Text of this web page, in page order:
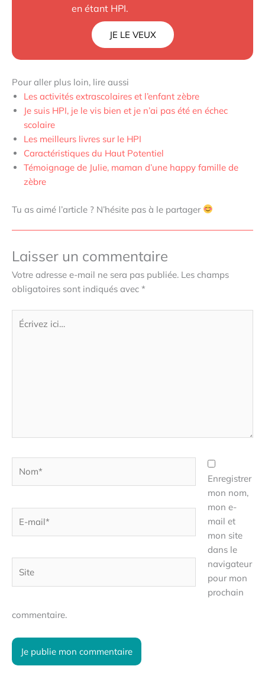
en étant HPI.
JE LE VEUX
Pour aller plus loin, lire aussi
Les activités extrascolaires et l’enfant zèbre
Je suis HPI, je le vis bien et je n’ai pas été en échec
scolaire
Les meilleurs livres sur le HPI
Caractéristiques du Haut Potentiel
Témoignage de Julie, maman d’une happy famille de
zèbre
Tu as aimé l’article ? N’hésite pas à le partager
Laisser un commentaire
Votre adresse e-mail ne sera pas publiée. Les champs
obligatoires sont indiqués avec *
Écrivez
ici…
mail*
Enregistrer
mon nom,
mon e-
mail et
mon site
dans le
navigateur
pour mon
prochain
commentaire.